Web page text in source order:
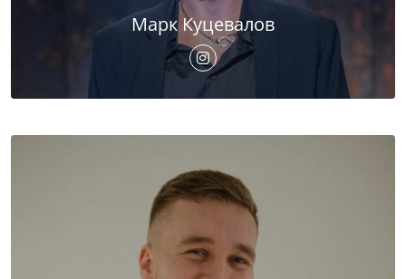
Марк Куцевалов